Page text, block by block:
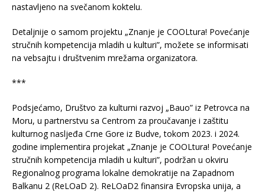
nastavljeno na svečanom koktelu.
Detaljnije o samom projektu „Znanje je COOLtura! Povećanje
stručnih kompetencija mladih u kulturi”, možete se informisati
na vebsajtu i društvenim mrežama organizatora.
***
Podsjećamo, Društvo za kulturni razvoj „Bauo” iz Petrovca na
Moru, u partnerstvu sa Centrom za proučavanje i zaštitu
kulturnog nasljeđa Crne Gore iz Budve, tokom 2023. i 2024.
godine implementira projekat „Znanje je COOLtura! Povećanje
stručnih kompetencija mladih u kulturi”, podržan u okviru
Regionalnog programa lokalne demokratije na Zapadnom
Balkanu 2 (ReLOaD 2). ReLOaD2 finansira Evropska unija, a